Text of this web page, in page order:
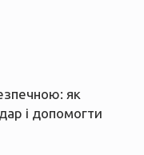
як
і допомогти